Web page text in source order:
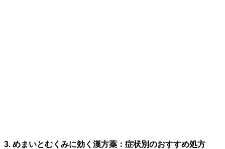
3. めまいとむくみに効く漢方薬：症状別のおすすめ処方